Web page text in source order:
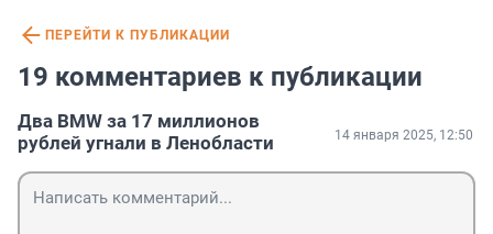
ПЕРЕЙТИ К ПУБЛИКАЦИИ
19 комментариев к публикации
Два BMW за 17 миллионов
рублей угнали в Ленобласти
14 января 2025, 12:50